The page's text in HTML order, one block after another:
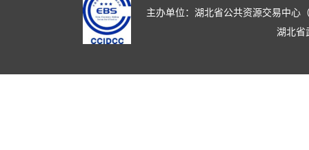
主办单位：湖北省公共资源交易中心
湖北省